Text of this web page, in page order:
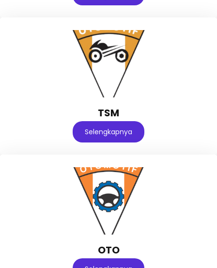
TSM
Selengkapnya
OTO